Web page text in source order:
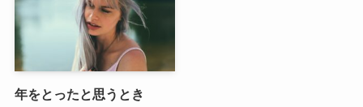
年をとったと思うとき